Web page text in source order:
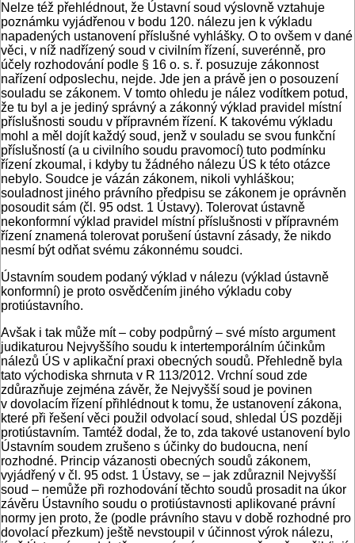
Nelze též přehlédnout, že Ústavní soud výslovně vztahuje
poznámku vyjádřenou v bodu 120. nálezu jen k výkladu
napadených ustanovení příslušné vyhlášky. O to ovšem v dané
věci, v níž nadřízený soud v civilním řízení, suverénně, pro
účely rozhodování podle § 16 o. s. ř. posuzuje zákonnost
nařízení odposlechu, nejde. Jde jen a právě jen o posouzení
souladu se zákonem. V tomto ohledu je nález vodítkem potud,
že tu byl a je jediný správný a zákonný výklad pravidel místní
příslušnosti soudu v přípravném řízení. K takovému výkladu
mohl a měl dojít každý soud, jenž v souladu se svou funkční
příslušností (a u civilního soudu pravomocí) tuto podmínku
řízení zkoumal, i kdyby tu žádného nálezu ÚS k této otázce
nebylo. Soudce je vázán zákonem, nikoli vyhláškou;
souladnost jiného právního předpisu se zákonem je oprávněn
posoudit sám (čl. 95 odst. 1 Ústavy). Tolerovat ústavně
nekonformní výklad pravidel místní příslušnosti v přípravném
řízení znamená tolerovat porušení ústavní zásady, že nikdo
nesmí být odňat svému zákonnému soudci.
Ústavním soudem podaný výklad v nálezu (výklad ústavně
konformní) je proto osvědčením jiného výkladu coby
protiústavního.
Avšak i tak může mít – coby podpůrný – své místo argument
judikaturou Nejvyššího soudu k intertemporálním účinkům
nálezů ÚS v aplikační praxi obecných soudů. Přehledně byla
tato východiska shrnuta v R 113/2012. Vrchní soud zde
zdůrazňuje zejména závěr, že Nejvyšší soud je povinen
v dovolacím řízení přihlédnout k tomu, že ustanovení zákona,
které při řešení věci použil odvolací soud, shledal ÚS později
protiústavním. Tamtéž dodal, že to, zda takové ustanovení bylo
Ústavním soudem zrušeno s účinky do budoucna, není
rozhodné. Princip vázanosti obecných soudů zákonem,
vyjádřený v čl. 95 odst. 1 Ústavy, se – jak zdůraznil Nejvyšší
soud – nemůže při rozhodování těchto soudů prosadit na úkor
závěru Ústavního soudu o protiústavnosti aplikované právní
normy jen proto, že (podle právního stavu v době rozhodné pro
dovolací přezkum) ještě nevstoupil v účinnost výrok nálezu,